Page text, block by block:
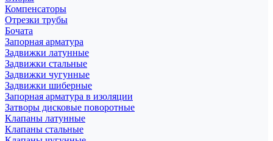
Компенсаторы
Отрезки трубы
Бочата
Запорная арматура
Задвижки латунные
Задвижки стальные
Задвижки чугунные
Задвижки шиберные
Запорная арматура в изоляции
Затворы дисковые поворотные
Клапаны латунные
Клапаны стальные